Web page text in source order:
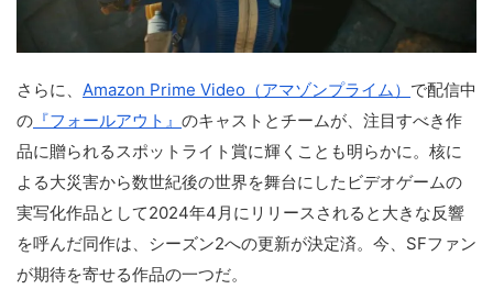
さらに、 Amazon Prime Video（アマゾンプライム） で配信中
の 『フォールアウト』 のキャストとチームが、注目すべき作
品に贈られるスポットライト賞に輝くことも明らかに。核に
よる大災害から数世紀後の世界を舞台にしたビデオゲームの
実写化作品として2024年4月にリリースされると大きな反響
を呼んだ同作は、シーズン2への更新が決定済。今、SFファン
が期待を寄せる作品の一つだ。